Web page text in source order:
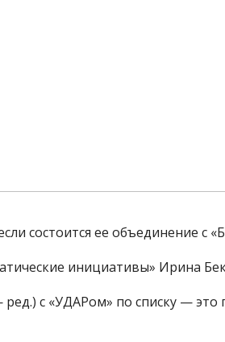
состоится ее объединение с
инициативы» Ирина
с «УДАРом» по списку — это